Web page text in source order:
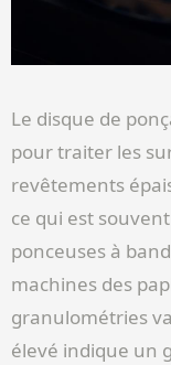
Le disque de
pour traiter les
revêtements
ce qui est
ponceuses à
machines des
granulométries
élevé indique un